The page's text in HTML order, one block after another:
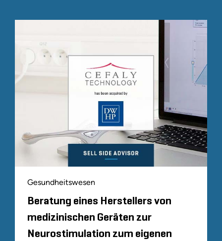
Gesundheitswesen
Beratung eines Herstellers von
medizinischen Geräten zur
Neurostimulation zum eigenen